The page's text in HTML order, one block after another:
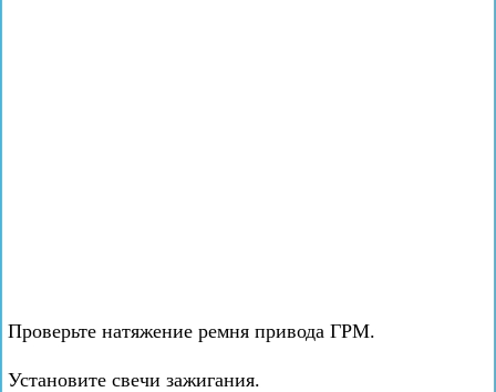
Проверьте натяжение ремня привода ГРМ.
Установите свечи зажигания.